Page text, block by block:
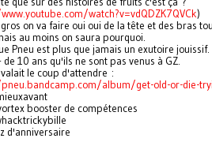
watch?v=vdQDZK7QVCk)
on va faire oui oui de la tête et des bras
au moins on saura pourquoi.
Pneu est plus que jamais un exutoire jouissif.
de 10 ans qu'ils ne sont pas venus à GZ.
le coup d'attendre :
album/get-old-or-die-
booster de compétences
d'anniversaire